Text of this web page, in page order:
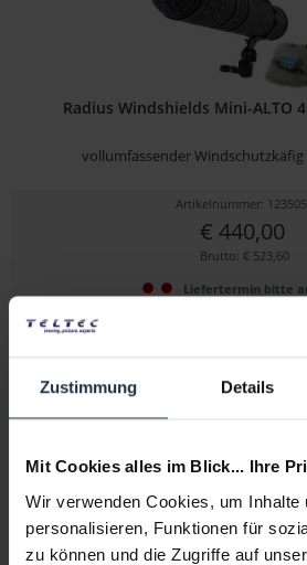
Zustimmung Details
Mit Cookies alles im Blick... Ihre
Wir verwenden Cookies, um Inhalte
personalisieren, Funktionen für
zu können und die Zugriffe auf
Radius Windshields Mini-ALTO
vollumfassender Windschutzkäfig
Artikelnummer:
€ 440,00
Brutto: € 523,60
Liefertermin bitte
Radius Windshields Mini-ALTO